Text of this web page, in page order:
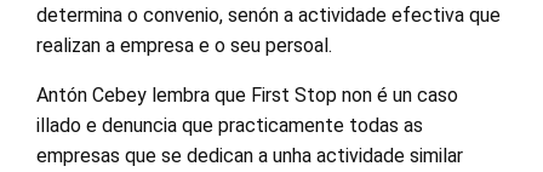
determina o convenio, senón a actividade efectiva que
realizan a empresa e o seu persoal.
Antón Cebey lembra que First Stop non é un caso
illado e denuncia que practicamente todas as
empresas que se dedican a unha actividade similar